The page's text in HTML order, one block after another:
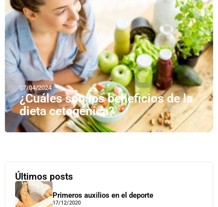
07/04/2024
¿Cuáles son los beneficios de la
dieta cetogénica?
Últimos posts
Primeros auxilios en el deporte
17/12/2020